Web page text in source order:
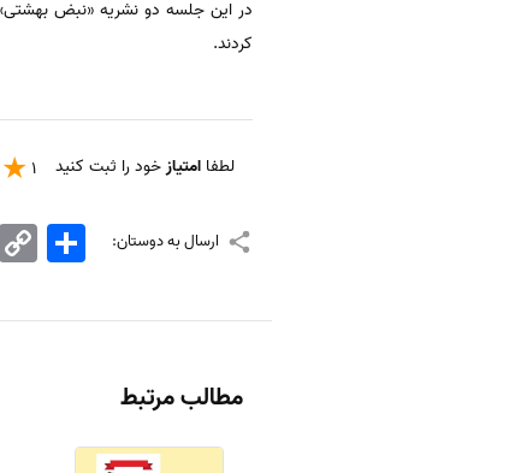
در این جلسه دو نشریه‌ «نبض
کردند.
لطفا امتیازخود را ثبت کنید 1
ارسال به دوستان: Copy
Link
اشتراک
مطالب مرتبط